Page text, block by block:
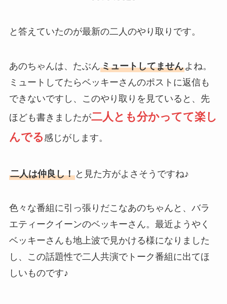
と答えていたのが最新の二人のやり取りです。
あのちゃんは、たぶんミュートしてませんよね。
ミュートしてたらベッキーさんのポストに返信も
できないですし、このやり取りを見ていると、先
ほども書きましたが二人とも分かってて楽し
んでる 感じがします。
二人は仲良し！と見た方がよさそうですね♪
色々な番組に引っ張りだこなあのちゃんと、バラ
エティークイーンのベッキーさん。最近ようやく
ベッキーさんも地上波で見かける様になりました
し、この話題性で二人共演でトーク番組に出てほ
しいものです♪